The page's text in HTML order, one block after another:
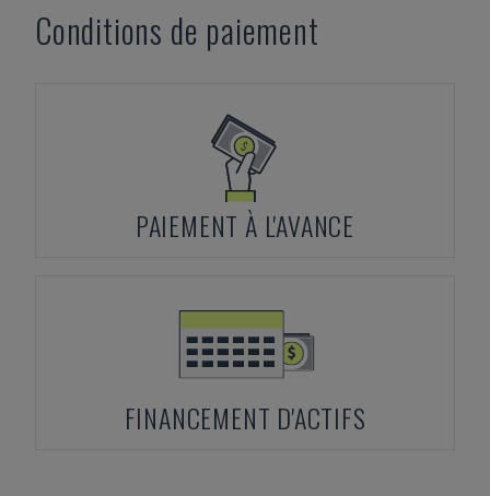
Conditions de paiement
PAIEMENT À L'AVANCE
FINANCEMENT D'ACTIFS